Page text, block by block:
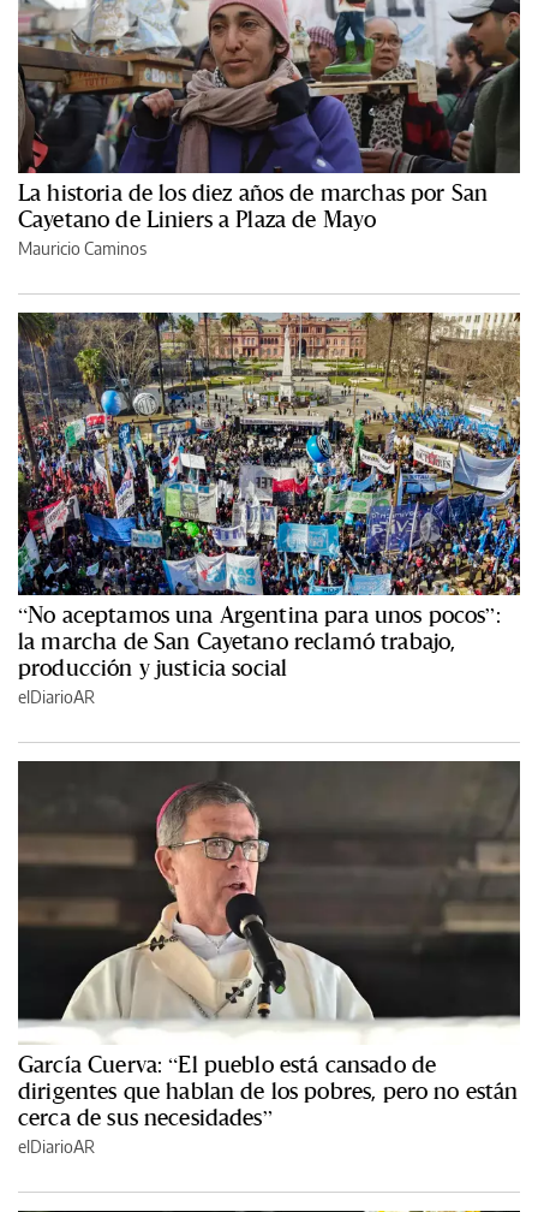
La historia de los diez años de marchas por San
Cayetano de Liniers a Plaza de Mayo
Mauricio Caminos
“No aceptamos una Argentina para unos pocos”:
la marcha de San Cayetano reclamó trabajo,
producción y justicia social
elDiarioAR
García Cuerva: “El pueblo está cansado de
dirigentes que hablan de los pobres, pero no están
cerca de sus necesidades”
elDiarioAR